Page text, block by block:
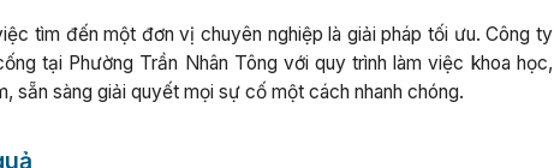
tìm đến một đơn vị chuyên nghiệp là giải pháp tối ưu. Công ty
tại Phường Trần Nhân Tông với quy trình làm việc khoa học,
sẵn sàng giải quyết mọi sự cố một cách nhanh chóng.